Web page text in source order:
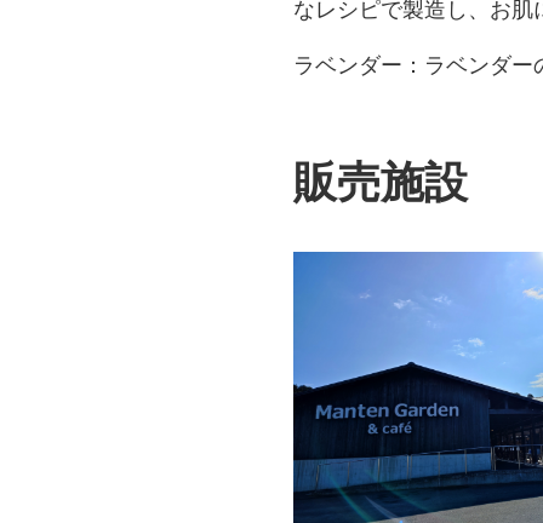
なレシピで製造し、お
ラベンダー：ラベンダ
販売施設